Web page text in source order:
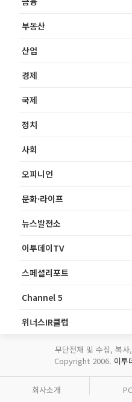
부동산
산업
경제
국제
정치
사회
오피니언
문화·라이프
뉴스발전소
이투데이TV
스페셜리포트
Channel 5
위너스IR클럽
무단전재 및 수집, 복
Copyright 2006. 이투
회사소개